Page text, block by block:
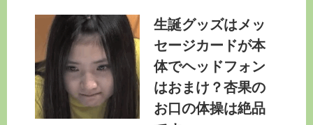
生誕グッズはメッ
セージカードが本
体でヘッドフォン
はおまけ？杏果の
お口の体操は絶品